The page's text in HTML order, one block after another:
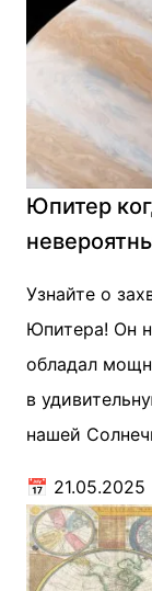
Юпитер
Узнайте о
Юпитера! Он
обладал
в
нашей
📅 21.05.2025